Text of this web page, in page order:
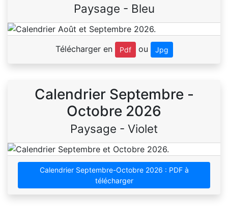
Paysage - Bleu
Télécharger en Pdf ou Jpg
Calendrier Septembre -
Octobre 2026
Paysage - Violet
Calendrier Septembre-Octobre 2026 : PDF à
télécharger